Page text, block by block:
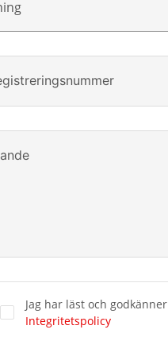
Jag har läst och godkänner
Integritetspolicy